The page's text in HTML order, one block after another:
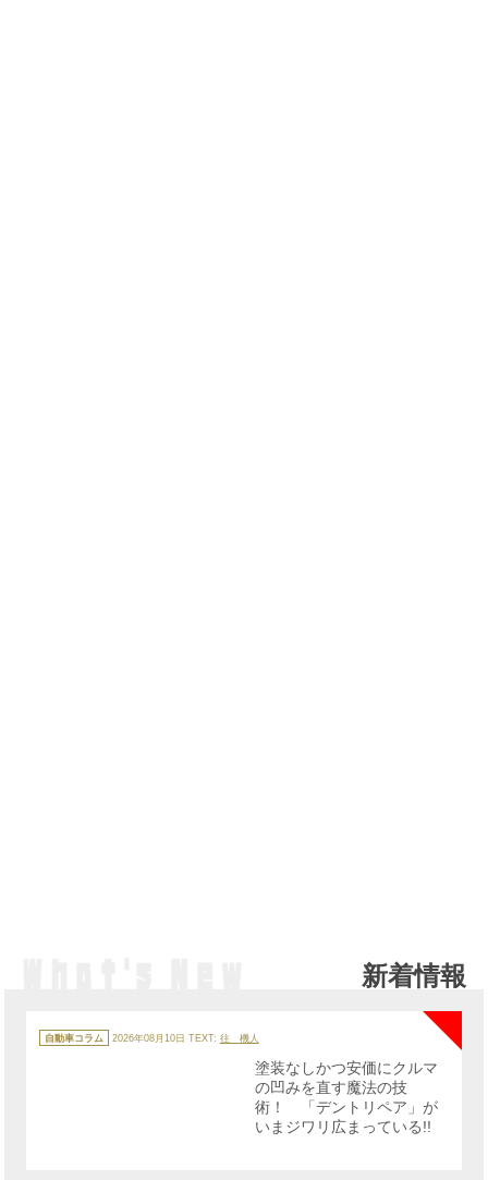
新着情報
テ
ゴ
自動車コラム 2026年08月10日 TEXT: 往 機人
NEW
塗装なしかつ安価にクルマ
の凹みを直す魔法の技
術！ 「デントリペア」が
いまジワリ広まっている!!